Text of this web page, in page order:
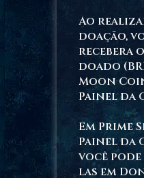
Ao
doação,
recebera
doado
Moon
Painel da
Em Prime
Painel da
você
las em